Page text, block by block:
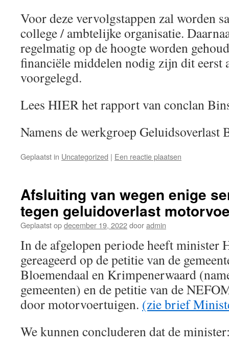
Voor deze vervolgstappen zal worden
college / ambtelijke organisatie.
regelmatig op de hoogte worden
financiële middelen nodig zijn dit eerst
voorgelegd.
Lees HIER het rapport van conclan
Namens de werkgroep Geluidsoverlast
Geplaatst in Uncategorized | Een reactie plaatsen
Afsluiting van wegen enige
tegen geluidoverlast
Geplaatst opdecember 19, 2022dooradmin
In de afgelopen periode heeft minister
gereageerd op de petitie van de
Bloemendaal en Krimpenerwaard
gemeenten) en de petitie van de
door motorvoertuigen. (zie brief
We kunnen concluderen dat de